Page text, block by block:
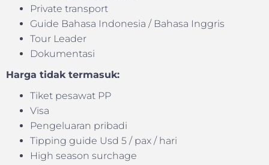
Private transport
Guide Bahasa Indonesia / Bahasa Inggris
Tour Leader
Dokumentasi
Harga tidak termasuk:
Tiket pesawat PP
Visa
Pengeluaran pribadi
Tipping guide Usd 5 / pax / hari
High season surchage